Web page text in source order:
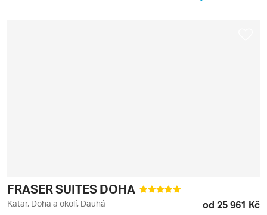
FRASER SUITES DOHA
Katar, Doha a okolí, Dauhá od 25 961 Kč